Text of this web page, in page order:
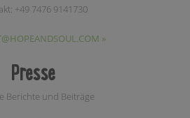
+49 7476 9141730
»
Presse
Berichte und Beiträge